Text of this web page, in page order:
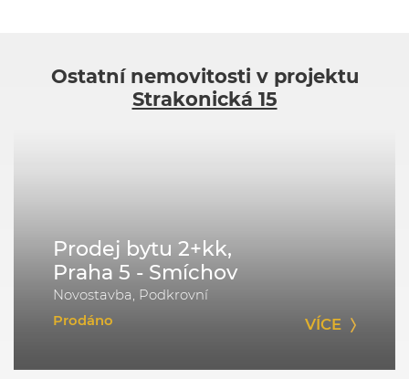
Ostatní nemovitosti v projektu
Strakonická 15
Prodej bytu 2+kk,
Praha 5 - Smíchov
Novostavba, Podkrovní
Prodáno
VÍCE